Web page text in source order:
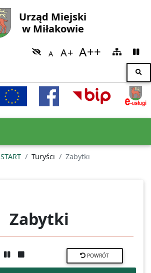
Urząd Miejski
w Miłakowie
START Turyści Zabytki
Zabytki
POWRÓT